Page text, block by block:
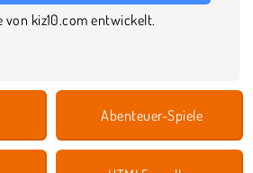
von kiz10.com entwickelt.
Abenteuer-Spiele